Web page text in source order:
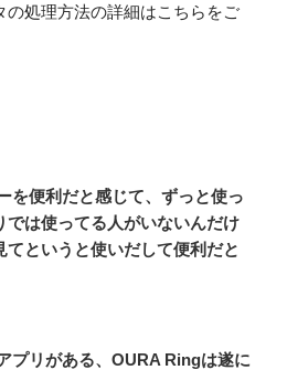
の処理方法の詳細はこちらをご
を便利だと感じて、ずっと使っ
では使ってる人がいないんだけ
てというと使いだして便利だと
プリがある、OURA Ringは遂に